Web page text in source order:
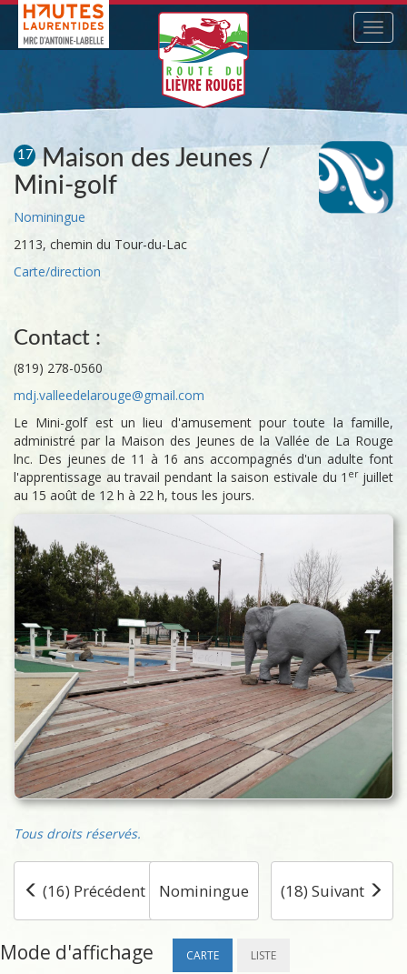
17 Maison des Jeunes /
Mini-golf
Nominingue
2113, chemin du Tour-du-Lac
Carte/direction
Contact :
(819) 278-0560
mdj.valleedelarouge@gmail.com
Le Mini-golf est un lieu d'amusement pour toute la famille,
administré par la Maison des Jeunes de la Vallée de La Rouge
lnc. Des jeunes de 11 à 16 ans accompagnés d'un adulte font
l'apprentissage au travail pendant la saison estivale du 1 erjuillet
au 15 août de 12 h à 22 h, tous les jours.
Tous droits réservés.
(16) Précédent Nominingue (18) Suivant
Mode d'affichage CARTE LISTE